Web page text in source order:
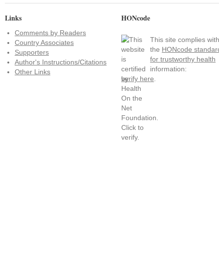
Links
Comments by Readers
Country Associates
Supporters
Author's Instructions/Citations
Other Links
HONcode
This site complies with
the HONcode
for trustworthy health
information:
verify here